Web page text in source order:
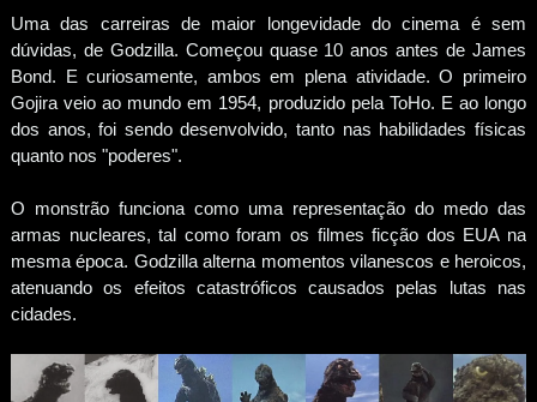
Uma das carreiras de maior longevidade do cinema é sem
dúvidas, de Godzilla. Começou quase 10 anos antes de James
Bond. E curiosamente, ambos em plena atividade. O primeiro
Gojira veio ao mundo em 1954, produzido pela ToHo. E ao longo
dos anos, foi sendo desenvolvido, tanto nas habilidades físicas
quanto nos "poderes".
O monstrão funciona como uma representação do medo das
armas nucleares, tal como foram os filmes ficção dos EUA na
mesma época. Godzilla alterna momentos vilanescos e heroicos,
atenuando os efeitos catastróficos causados pelas lutas nas
cidades.